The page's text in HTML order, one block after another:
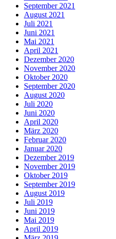
September 2021
August 2021
Juli 2021
Juni 2021
Mai 2021
April 2021
Dezember 2020
November 2020
Oktober 2020
September 2020
August 2020
Juli 2020
Juni 2020
April 2020
März 2020
Februar 2020
Januar 2020
Dezember 2019
November 2019
Oktober 2019
September 2019
August 2019
Juli 2019
Juni 2019
Mai 2019
April 2019